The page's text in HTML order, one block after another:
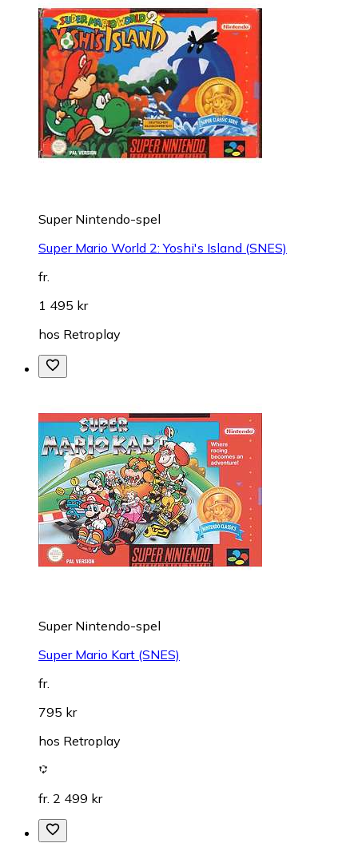
Super Nintendo-spel
Super Mario World 2: Yoshi's Island (SNES)
fr.
1 495 kr
hos Retroplay
Super Nintendo-spel
Super Mario Kart (SNES)
fr.
795 kr
hos Retroplay
fr. 2 499 kr